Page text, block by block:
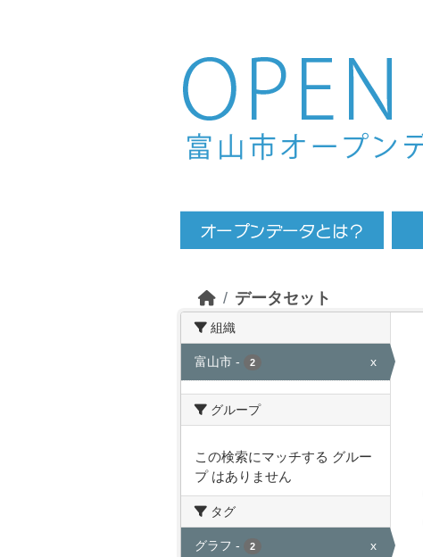
Skip to main content
データセット
組織
富山市 - 2 x
グループ
この検索にマッチする グルー
プ はありません
タグ
グラフ - 2 x